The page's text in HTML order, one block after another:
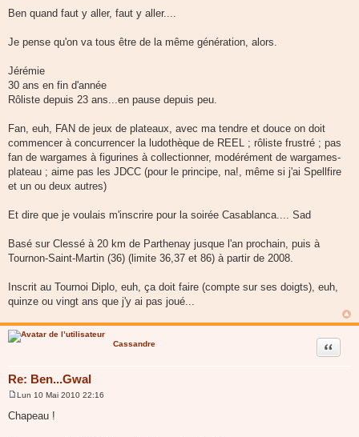
Ben quand faut y aller, faut y aller....
Je pense qu'on va tous être de la même génération, alors.
Jérémie
30 ans en fin d'année
Rôliste depuis 23 ans...en pause depuis peu.
Fan, euh, FAN de jeux de plateaux, avec ma tendre et douce on doit
commencer à concurrencer la ludothèque de REEL ; rôliste frustré ; pas
fan de wargames à figurines à collectionner, modérément de wargames-
plateau ; aime pas les JDCC (pour le principe, na!, même si j'ai Spellfire
et un ou deux autres)
Et dire que je voulais m'inscrire pour la soirée Casablanca.... Sad
Basé sur Clessé à 20 km de Parthenay jusque l'an prochain, puis à
Tournon-Saint-Martin (36) (limite 36,37 et 86) à partir de 2008.
Inscrit au Tournoi Diplo, euh, ça doit faire (compte sur ses doigts), euh,
quinze ou vingt ans que j'y ai pas joué...
Cassandre
Re: Ben...Gwal
Citer
s
Lun 10 Mai 2010 22:16
Chapeau !